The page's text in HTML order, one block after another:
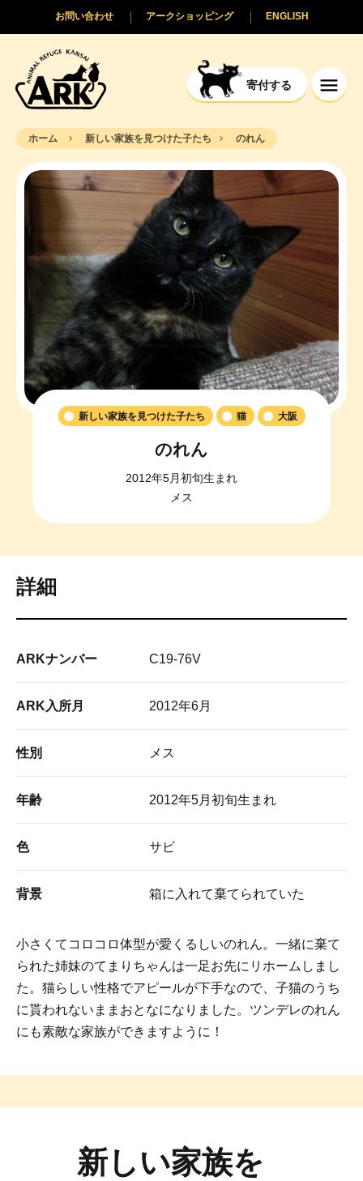
寄付する
ENGLISH
アークショッピング
お問い合わせ
ホーム 新しい家族を見つけた子たち のれん
新しい家族を見つけた子たち 猫 大阪
のれん
2012年5月初旬生まれ
メス
詳細
ARKナンバー C19-76V
ARK入所月 2012年6月
性別 メス
年齢 2012年5月初旬生まれ
色 サビ
背景 箱に入れて棄てられていた
小さくてコロコロ体型が愛くるしいのれん。一緒に棄て
られた姉妹のてまりちゃんは一足お先にリホームしまし
た。猫らしい性格でアピールが下手なので、子猫のうち
に貰われないままおとなになりました。ツンデレのれん
にも素敵な家族ができますように！
新しい家族を